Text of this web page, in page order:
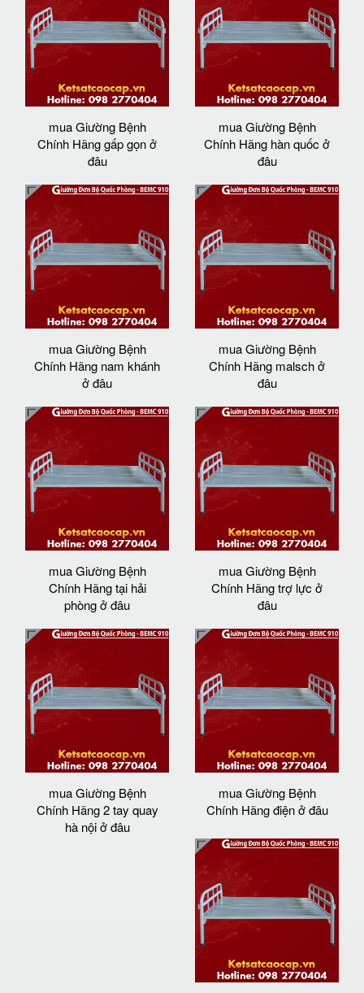
mua Giường Bệnh
Chính Hãng gấp gọn ở
đâu
mua Giường Bệnh
Chính Hãng hàn quốc ở
đâu
mua Giường Bệnh
Chính Hãng nam khánh
ở đâu
mua Giường Bệnh
Chính Hãng malsch ở
đâu
mua Giường Bệnh
Chính Hãng tại hải
phòng ở đâu
mua Giường Bệnh
Chính Hãng trợ lực ở
đâu
mua Giường Bệnh
Chính Hãng 2 tay quay
hà nội ở đâu
mua Giường Bệnh
Chính Hãng điện ở đâu